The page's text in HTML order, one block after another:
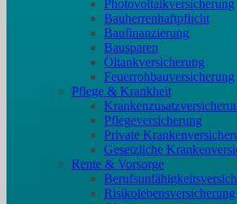
Photovoltaikversicherung
Bauherrenhaftpflicht
Baufinanzierung
Bausparen
Öltankversicherung
Feuerrohbauversicherung
Pflege & Krankheit
Pflegeversicherung
Private
Gesetzliche
Rente & Vorsorge
Risikolebensversicherung